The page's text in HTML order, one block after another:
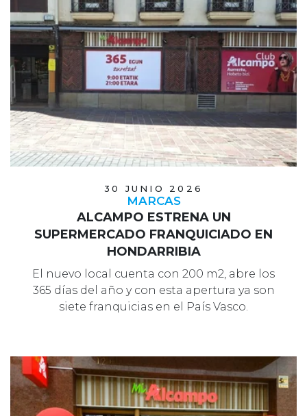
30 JUNIO 2026
MARCAS
ALCAMPO ESTRENA UN
SUPERMERCADO FRANQUICIADO EN
HONDARRIBIA
El nuevo local cuenta con 200 m2, abre los
365 días del año y con esta apertura ya son
siete franquicias en el País Vasco.